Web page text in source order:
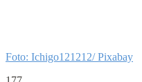
Foto: Ichigo121212/ Pixabay